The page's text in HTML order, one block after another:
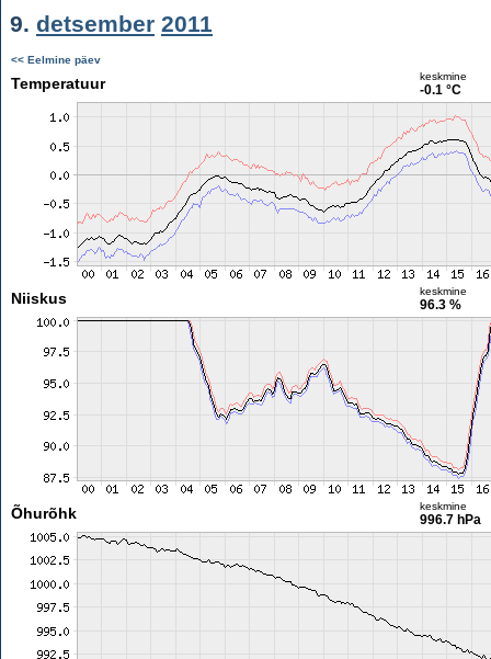
9. detsember 2011
<< Eelmine päev
Temperatuur keskmine
-0.1 °C
Niiskus keskmine
96.3 %
Õhurõhk keskmine
996.7 hPa